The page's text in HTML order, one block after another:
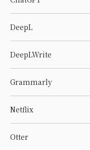
DeepL
DeepLWrite
Grammarly
Netflix
Otter